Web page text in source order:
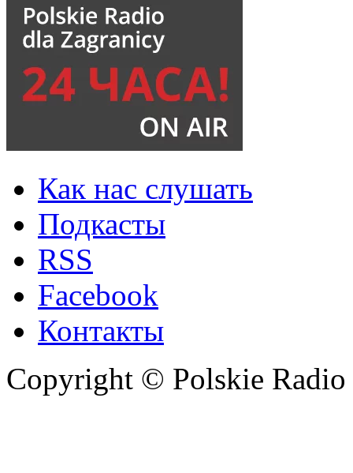
Как нас слушать
Подкасты
RSS
Facebook
Контакты
Copyright © Polskie